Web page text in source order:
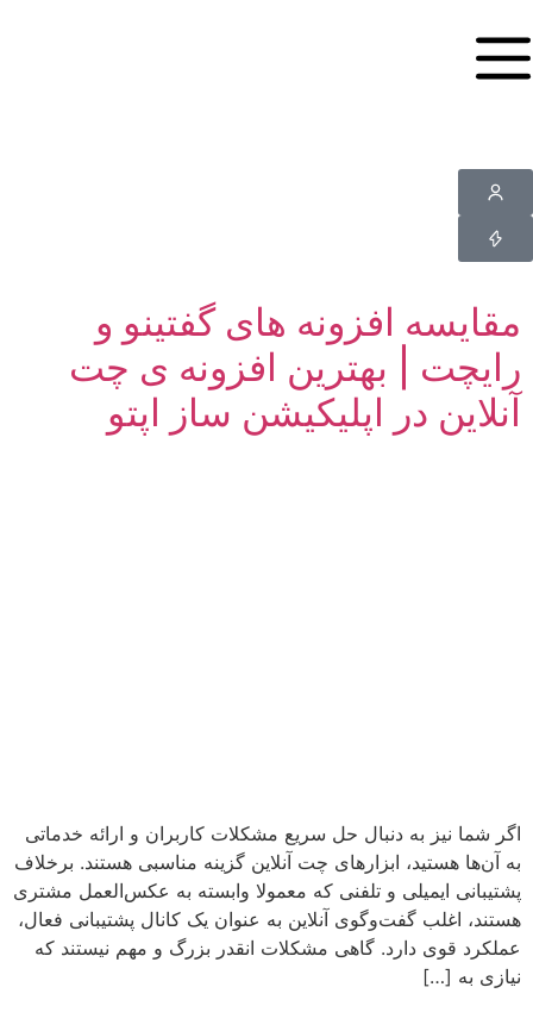
مقایسه افزونه های گفتینو و
رایچت | بهترین افزونه ی چت
آنلاین در اپلیکیشن ساز اپتو
اگر شما نیز به دنبال حل سریع مشکلات کاربران و ارائه‌ خدماتی
به آن‌ها هستید، ابزار‌های چت آنلاین گزینه مناسبی هستند. برخلاف
پشتیبانی ایمیلی و تلفنی که معمولا وابسته به عکس‌العمل مشتری
هستند، اغلب گفت‌و‌گوی آنلاین به عنوان یک کانال پشتیبانی فعال،
عملکرد قوی دارد. گاهی مشکلات انقدر بزرگ و مهم نیستند که
نیازی به […]